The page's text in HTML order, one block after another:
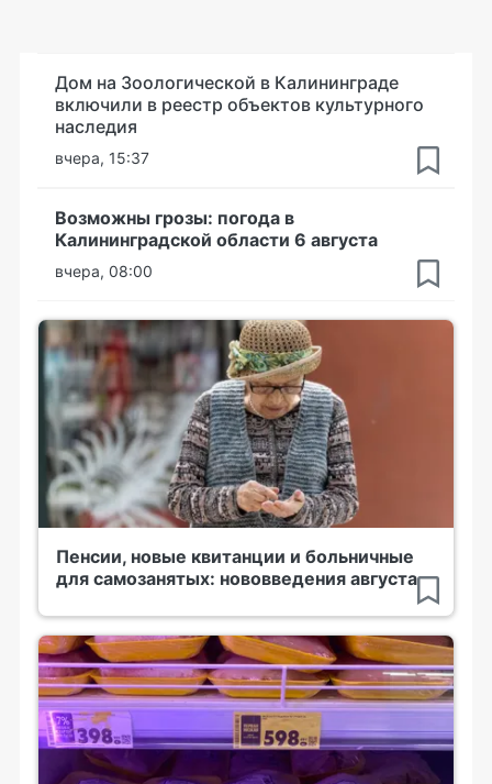
Дом на Зоологической в Калининграде
включили в реестр объектов культурного
наследия
вчера, 15:37
Возможны грозы: погода в
Калининградской области 6 августа
вчера, 08:00
Пенсии, новые квитанции и больничные
для самозанятых: нововведения августа